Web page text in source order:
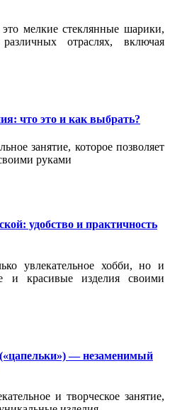
мелкие стеклянные шарики,
отраслях, включая
что это и как выбрать?
занятие, которое позволяет
руками
удобство и практичность
увлекательное хобби, но и
и красивые изделия своими
— незаменимый
и творческое занятие,